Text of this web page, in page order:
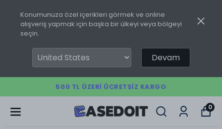
Konumunuza özel içerikleri görmek ve online
alışveriş yapmak için başka bir ülkeyi veya bölgeyi
seçin.
Devam
500 TL ÜZERI ÜCRETSIZ KARGO
0